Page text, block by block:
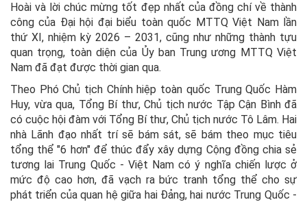
Hoài và lời chúc mừng tốt đẹp nhất của đồng chí về thành
công của Đại hội đại biểu toàn quốc MTTQ Việt Nam lần
thứ XI, nhiệm kỳ 2026 – 2031, cũng như những thành tựu
quan trọng, toàn diện của Ủy ban Trung ương MTTQ Việt
Nam đã đạt được thời gian qua.
Theo Phó Chủ tịch Chính hiệp toàn quốc Trung Quốc Hàm
Huy, vừa qua, Tổng Bí thư, Chủ tịch nước Tập Cận Bình đã
có cuộc hội đàm với Tổng Bí thư, Chủ tịch nước Tô Lâm. Hai
nhà Lãnh đạo nhất trí sẽ bám sát, sẽ bám theo mục tiêu
tổng thể "6 hơn" để thúc đẩy xây dựng Cộng đồng chia sẻ
tương lai Trung Quốc - Việt Nam có ý nghĩa chiến lược ở
mức độ cao hơn, đã vạch ra bức tranh tổng thể cho sự
phát triển của quan hệ giữa hai Đảng, hai nước Trung Quốc -